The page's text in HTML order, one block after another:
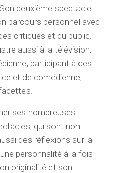
Son deuxième spectacle
parcours personnel avec
critiques et du public.
aussi à la télévision,
participant à des
et de comédienne,
ses nombreuses
qui sont non
des réflexions sur la
personnalité à la fois
originalité et son